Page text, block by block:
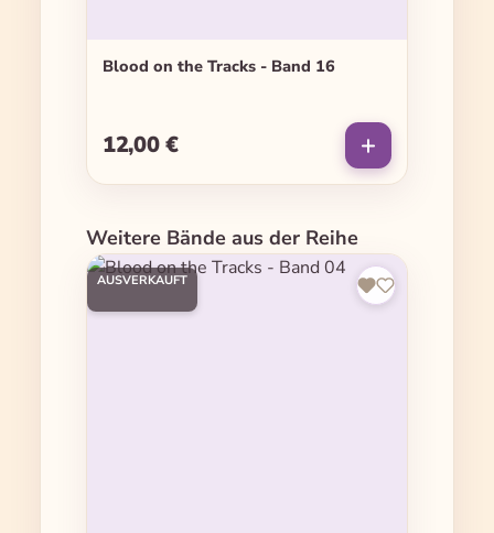
Blood on the Tracks - Band 16
Regulärer Preis:
12,00 €
Produktgalerie überspringen
Weitere Bände aus der Reihe
AUSVERKAUFT